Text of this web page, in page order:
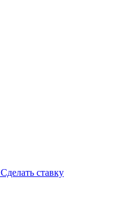
Сделать ставку